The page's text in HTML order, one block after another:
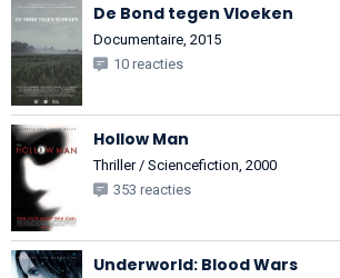
De Bond tegen Vloeken
Documentaire, 2015
10 reacties
Hollow Man
Thriller / Sciencefiction, 2000
353 reacties
Underworld: Blood Wars